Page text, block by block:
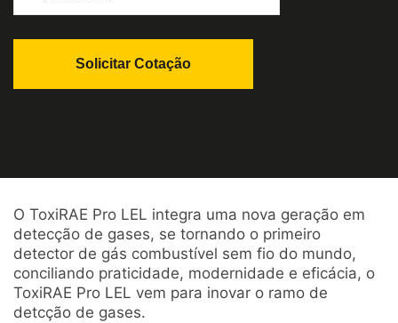
O ToxiRAE Pro LEL integra uma nova geração em
detecção de gases, se tornando o primeiro
detector de gás combustível sem fio do mundo,
conciliando praticidade, modernidade e eficácia, o
ToxiRAE Pro LEL vem para inovar o ramo de
detcção de gases.